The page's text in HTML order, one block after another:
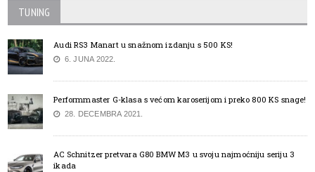
TUNING
Audi RS3 Manart u snažnom izdanju s 500 KS!
6. JUNA 2022.
Performmaster G-klasa s većom karoserijom i preko 800 KS snage!
28. DECEMBRA 2021.
AC Schnitzer pretvara G80 BMW M3 u svoju najmoćniju seriju 3
ikada